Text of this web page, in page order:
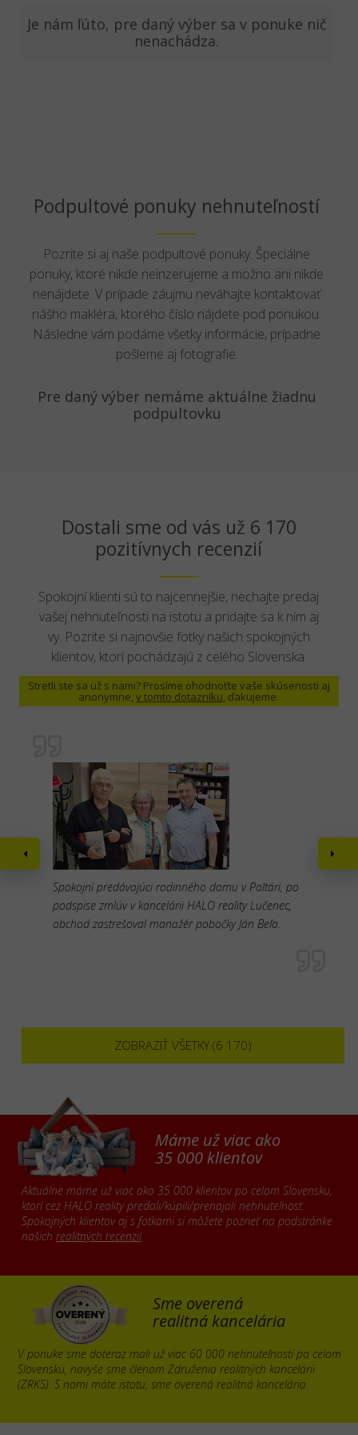
Je nám ľúto, pre daný výber sa v ponuke nič
nenachádza.
Podpultové ponuky nehnuteľností
Pozrite si aj naše podpultové ponuky. Špeciálne
ponuky, ktoré nikde neinzerujeme a možno ani nikde
nenájdete. V prípade záujmu neváhajte kontaktovať
nášho makléra, ktorého číslo nájdete pod ponukou.
Následne vám podáme všetky informácie, prípadne
pošleme aj fotografie.
Pre daný výber nemáme aktuálne žiadnu
podpultovku
Dostali sme od vás už 6 170
pozitívnych recenzií
Spokojní klienti sú to najcennejšie, nechajte predaj
vašej nehnuteľnosti na istotu a pridajte sa k ním aj
vy. Pozrite si najnovšie fotky našich spokojných
klientov, ktorí pochádzajú z celého Slovenska.
Stretli ste sa už s nami? Prosíme ohodnoťte vaše skúsenosti aj
anonymne,v tomto dotazníku, ďakujeme.
Spokojní predávajúci rodinného domu v Poltári, po
podspise zmlúv v kancelárii HALO reality Lučenec,
obchod zastrešoval manažér pobočky Ján Beľa.
ZOBRAZIŤ VŠETKY (6 170)
Máme už viac ako
35 000 klientov
Aktuálne máme už viac ako 35 000 klientov po celom Slovensku,
ktorí cez HALO reality predali/kúpili/prenajali nehnuteľnosť.
Spokojných klientov aj s fotkami si môžete pozrieť na podstránke
našich realitných recenzií.
Sme overená
realitná kancelária
V ponuke sme doteraz mali už viac 60 000 nehnuteľností po celom
Slovensku, navyše sme členom Združenia realitných kancelárii
(ZRKS). S nami máte istotu, sme overená realitná kancelária.